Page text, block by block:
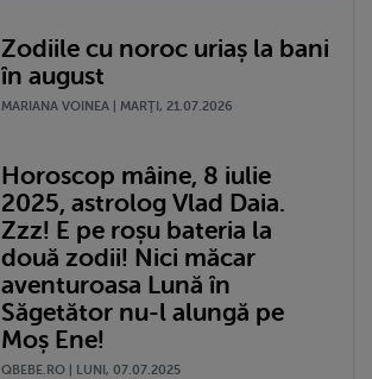
Zodiile cu noroc uriaș la bani
în august
MARIANA VOINEA | MARŢI, 21.07.2026
Horoscop mâine, 8 iulie
2025, astrolog Vlad Daia.
Zzz! E pe roșu bateria la
două zodii! Nici măcar
aventuroasa Lună în
Săgetător nu-l alungă pe
Moș Ene!
QBEBE.RO | LUNI, 07.07.2025